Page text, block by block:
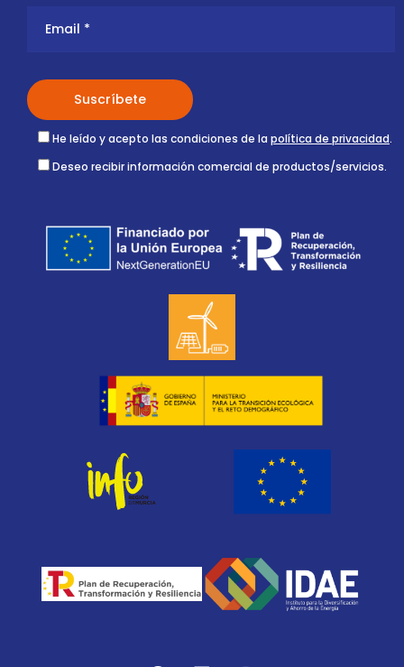
He leído y acepto las condiciones de la política de privacidad.
Deseo recibir información comercial de productos/servicios.